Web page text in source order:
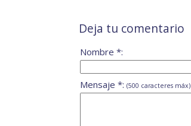
Deja tu comentario
Nombre *:
Mensaje *: (500 caracteres máx)